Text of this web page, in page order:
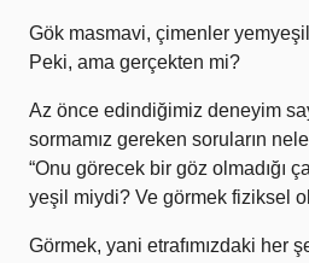
Gök masmavi, çimenler
Peki, ama gerçekten mi?
Az önce edindiğimiz deneyim
sormamız gereken soruların
“Onu görecek bir göz olmadığı
yeşil miydi? Ve görmek fiziksel
Görmek, yani etrafımızdaki her